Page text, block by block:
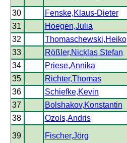
30 Fenske,Klaus-Dieter
31
Hoegen,Julia
32
Thomaschewski,Heiko
33
Rößler,Nicklas Stefan
34
Priese,Annika
35
Richter,Thomas
36
Schiefke,Kevin
37
Bolshakov,Konstantin
38
Ozols,Andris
39 Fischer,Jörg